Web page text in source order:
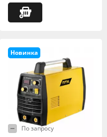
Новинка
По запросу